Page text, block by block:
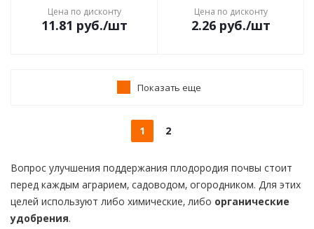
Цена по дисконту
11.81 руб./шт
Цена по дисконту
2.26руб./шт
Показать еще
1 2
Вопрос улучшения поддержания плодородия почвы стоит
перед каждым аграрием, садоводом, огородником. Для этих
целей используют либо химические, либо органические
удобрения.